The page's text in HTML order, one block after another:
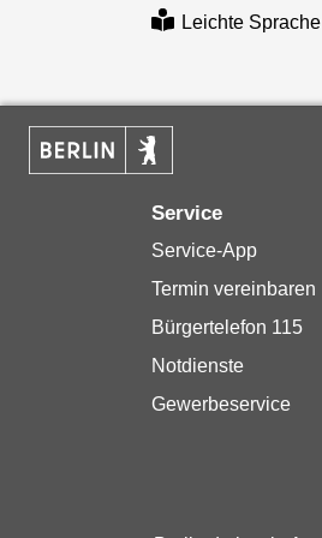
Leichte Sprache
Service
Service-App
Termin vereinbaren
Bürgertelefon 115
Notdienste
Gewerbeservice